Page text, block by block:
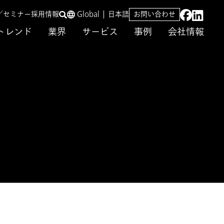
レンド 業界 サービス 事例 会社情報
セミナー採用情報 Global 日本語 お問い合わせ